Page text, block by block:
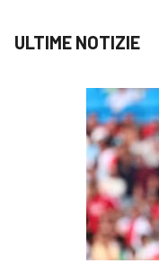
ULTIME NOTIZIE